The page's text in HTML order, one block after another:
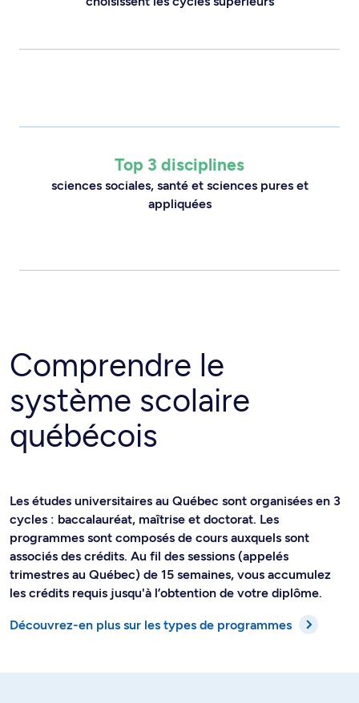
Top 3 disciplines
sciences sociales, santé et sciences pures et
appliquées
Comprendre le
système scolaire
québécois
Les études universitaires au Québec sont organisées en 3
cycles : baccalauréat, maîtrise et doctorat. Les
programmes sont composés de cours auxquels sont
associés des crédits. Au fil des sessions (appelés
trimestres au Québec) de 15 semaines, vous accumulez
les crédits requis jusqu'à l’obtention de votre diplôme.
Découvrez-en plus sur les types de programmes